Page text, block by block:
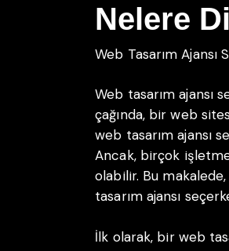
Nelere
Web Tasarım
Web tasarım
çağında, bir web
web tasarım ajansı
Ancak, birçok
olabilir. Bu
tasarım ajansı
İlk olarak, bir web